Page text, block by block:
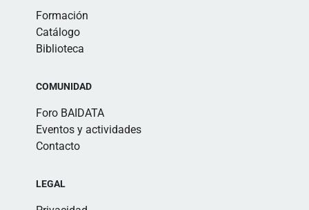
Formación
Catálogo
Biblioteca
COMUNIDAD
Foro BAIDATA
Eventos y actividades
Contacto
LEGAL